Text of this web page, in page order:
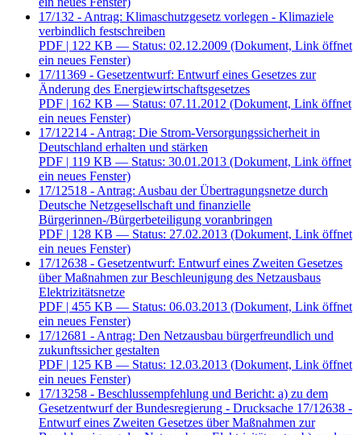
17/132 - Antrag: Klimaschutzgesetz vorlegen - Klimaziele
verbindlich festschreiben
PDF | 122 KB — Status: 02.12.2009 (Dokument, Link öffnet
ein neues Fenster)
17/11369 - Gesetzentwurf: Entwurf eines Gesetzes zur
Änderung des Energiewirtschaftsgesetzes
PDF | 162 KB — Status: 07.11.2012 (Dokument, Link öffnet
ein neues Fenster)
17/12214 - Antrag: Die Strom-Versorgungssicherheit in
Deutschland erhalten und stärken
PDF | 119 KB — Status: 30.01.2013 (Dokument, Link öffnet
ein neues Fenster)
17/12518 - Antrag: Ausbau der Übertragungsnetze durch
Deutsche Netzgesellschaft und finanzielle
Bürgerinnen-/Bürgerbeteiligung voranbringen
PDF | 128 KB — Status: 27.02.2013 (Dokument, Link öffnet
ein neues Fenster)
17/12638 - Gesetzentwurf: Entwurf eines Zweiten Gesetzes
über Maßnahmen zur Beschleunigung des Netzausbaus
Elektrizitätsnetze
PDF | 455 KB — Status: 06.03.2013 (Dokument, Link öffnet
ein neues Fenster)
17/12681 - Antrag: Den Netzausbau bürgerfreundlich und
zukunftssicher gestalten
PDF | 125 KB — Status: 12.03.2013 (Dokument, Link öffnet
ein neues Fenster)
17/13258 - Beschlussempfehlung und Bericht: a) zu dem
Gesetzentwurf der Bundesregierung - Drucksache 17/12638 -
Entwurf eines Zweiten Gesetzes über Maßnahmen zur